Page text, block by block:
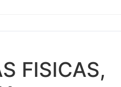
FISICAS,